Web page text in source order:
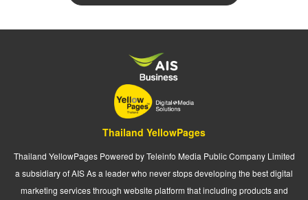
Thailand YellowPages
Thailand YellowPages Powered by Teleinfo Media Public Company Limited
a subsidiary of AIS As a leader who never stops developing the best digital
marketing services through website platform that including products and